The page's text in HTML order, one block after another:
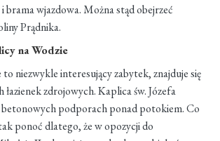
brama wjazdowa. Można stąd obejrzeć
Prądnika.
na Wodzie
niezwykle interesujący zabytek, znajduje się
łazienek zdrojowych. Kaplica św. Józefa
podporach ponad potokiem. Co
ponoć dlatego, że w opozycji do